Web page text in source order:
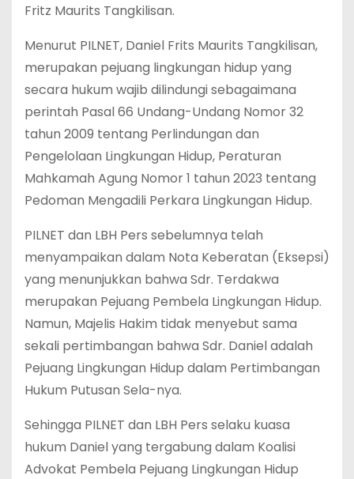
Fritz Maurits Tangkilisan.
Menurut PILNET, Daniel Frits Maurits Tangkilisan,
merupakan pejuang lingkungan hidup yang
secara hukum wajib dilindungi sebagaimana
perintah Pasal 66 Undang-Undang Nomor 32
tahun 2009 tentang Perlindungan dan
Pengelolaan Lingkungan Hidup, Peraturan
Mahkamah Agung Nomor 1 tahun 2023 tentang
Pedoman Mengadili Perkara Lingkungan Hidup.
PILNET dan LBH Pers sebelumnya telah
menyampaikan dalam Nota Keberatan (Eksepsi)
yang menunjukkan bahwa Sdr. Terdakwa
merupakan Pejuang Pembela Lingkungan Hidup.
Namun, Majelis Hakim tidak menyebut sama
sekali pertimbangan bahwa Sdr. Daniel adalah
Pejuang Lingkungan Hidup dalam Pertimbangan
Hukum Putusan Sela-nya.
Sehingga PILNET dan LBH Pers selaku kuasa
hukum Daniel yang tergabung dalam Koalisi
Advokat Pembela Pejuang Lingkungan Hidup